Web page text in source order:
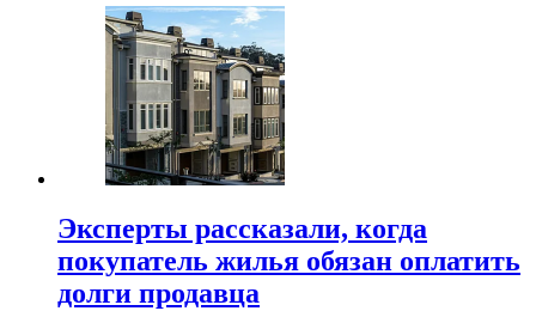
Эксперты рассказали, когда
покупатель жилья обязан оплатить
долги продавца